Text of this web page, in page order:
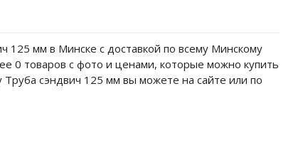
125 мм в Минске с доставкой по всему Минскому
0 товаров с фото и ценами, которые можно купить
сэндвич 125 мм вы можете на сайте или по